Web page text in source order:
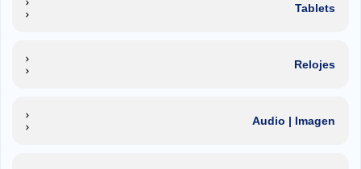
Tablets
Relojes
Audio | Imagen